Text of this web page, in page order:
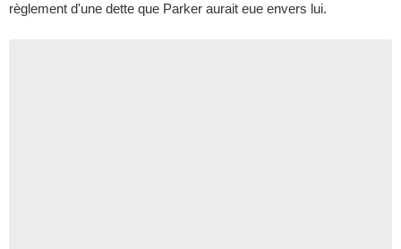
règlement d'une dette que Parker aurait eue envers lui.